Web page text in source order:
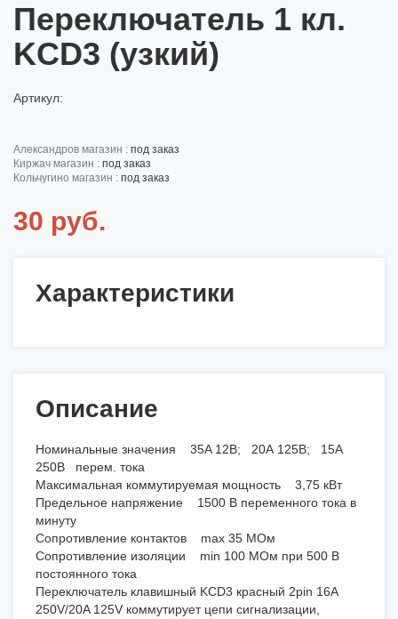
Переключатель 1 кл.
KCD3 (узкий)
Артикул:
александров магазин : под заказ
киржач магазин : под заказ
кольчугино магазин : под заказ
30 руб.
Характеристики
Описание
Номинальные значения 35A 12B; 20А 125В; 15А
250В перем. тока
Максимальная коммутируемая мощность 3,75 кВт
Предельное напряжение 1500 В переменного тока в
минуту
Сопротивление контактов max 35 MОм
Сопротивление изоляции min 100 МОм при 500 В
постоянного тока
Переключатель клавишный KCD3 красный 2pin 16A
250V/20A 125V коммутирует цепи сигнализации,